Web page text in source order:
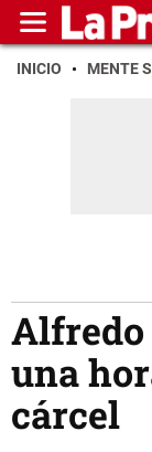
INICIO MENTE
Alfredo
una
cárcel